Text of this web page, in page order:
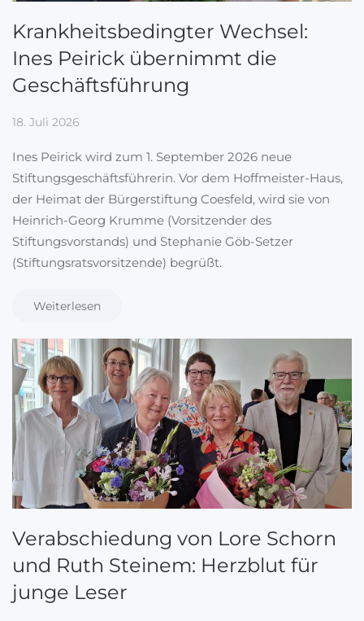
Krankheitsbedingter Wechsel:
Ines Peirick übernimmt die
Geschäftsführung
18. Juli 2026
Ines Peirick wird zum 1. September 2026 neue
Stiftungsgeschäftsführerin. Vor dem Hoffmeister-Haus,
der Heimat der Bürgerstiftung Coesfeld, wird sie von
Heinrich-Georg Krumme (Vorsitzender des
Stiftungsvorstands) und Stephanie Göb-Setzer
(Stiftungsratsvorsitzende) begrüßt.
Weiterlesen
Verabschiedung von Lore Schorn
und Ruth Steinem: Herzblut für
junge Leser